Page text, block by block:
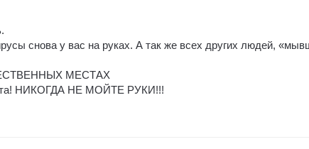
снова у вас на руках. А так же всех других людей,
МЕСТАХ
НИКОГДА НЕ МОЙТЕ РУКИ!!!